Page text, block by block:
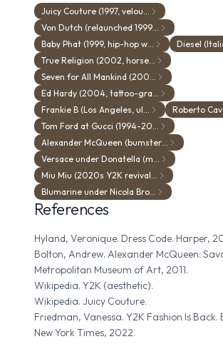
Juicy Couture (1997, velou…
Von Dutch (relaunched 1999…
Baby Phat (1999, hip-hop w…
Diesel
True Religion (2002, horse…
Seven for All Mankind (200…
Ed Hardy (2004, tattoo-gra…
Frankie B (Los Angeles, ul…
Roberto
Tom Ford at Gucci (1994-20…
Alexander McQueen (bumster…
Versace under Donatella (m…
Miu Miu (2020s Y2K revival…
Blumarine under Nicola Bro…
References
Hyland, Veronique. Dress Code. Harper,
Bolton, Andrew. Alexander McQueen:
Metropolitan Museum of Art, 2011.
Wikipedia. Y2K (aesthetic).
Wikipedia. Juicy Couture.
Friedman, Vanessa. Y2K Fashion Is Back.
New York Times, 2022.